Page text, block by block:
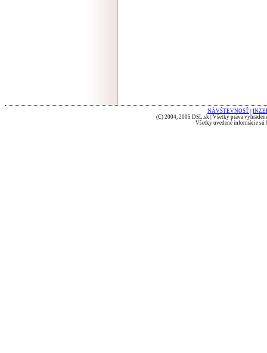
NÁVŠTEVNOSŤ
(C) 2004, 2005 DSL.sk | Všetky práva
Všetky uvedené informácie sú